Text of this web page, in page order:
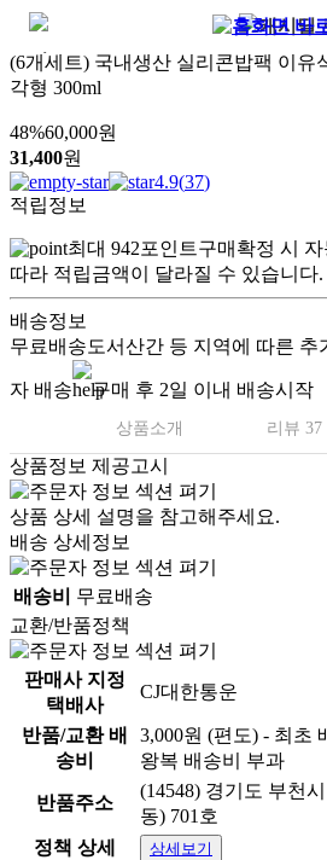
(6개세트) 국내생산 실리콘밥팩 이유
각형 300ml
48%60,000원
31,400원
4.9(37)
적립정보
최대 942포인트구매확정 시 자
따라 적립금액이 달라질 수 있습니다.
배송정보
무료배송도서산간 등 지역에 따른 추
자 배송 구매 후 2일 이내 배송시작
상품소개 리뷰 37
(6개세트) 국내생산 실
식 냉동보관 용
즉석밥,
상품정보 제공고시
상품 상세 설명을 참고해주세요.
배송 상세정보
배송비
무료배송
교환/반품정책
판매사 지정
택배사
CJ대한통운
반품/교환 배
송비
3,000원 (편도) - 최초
왕복 배송비 부과
반품주소
(14548) 경기도 부천
동) 701호
정책 상세
상세보기